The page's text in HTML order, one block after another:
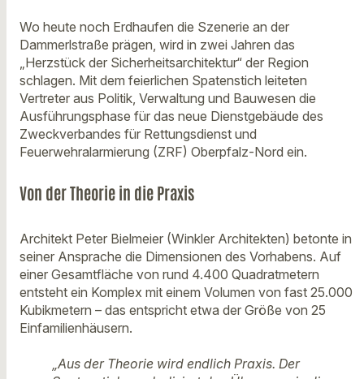
Wo heute noch Erdhaufen die Szenerie an der
Dammerlstraße prägen, wird in zwei Jahren das
„Herzstück der Sicherheitsarchitektur“ der Region
schlagen. Mit dem feierlichen Spatenstich leiteten
Vertreter aus Politik, Verwaltung und Bauwesen die
Ausführungsphase für das neue Dienstgebäude des
Zweckverbandes für Rettungsdienst und
Feuerwehralarmierung (ZRF) Oberpfalz-Nord ein.
Von der Theorie in die Praxis
Architekt Peter Bielmeier (Winkler Architekten) betonte in
seiner Ansprache die Dimensionen des Vorhabens. Auf
einer Gesamtfläche von rund 4.400 Quadratmetern
entsteht ein Komplex mit einem Volumen von fast 25.000
Kubikmetern – das entspricht etwa der Größe von 25
Einfamilienhäusern.
„Aus der Theorie wird endlich Praxis. Der